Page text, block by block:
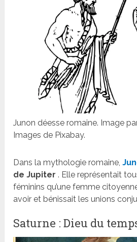
Junon déesse romaine. Image
Images de Pixabay.
Dans la mythologie romaine,
de Jupiter . Elle représentait
féminins qu’une femme
avoir et bénissait les unions
Saturne : Dieu du